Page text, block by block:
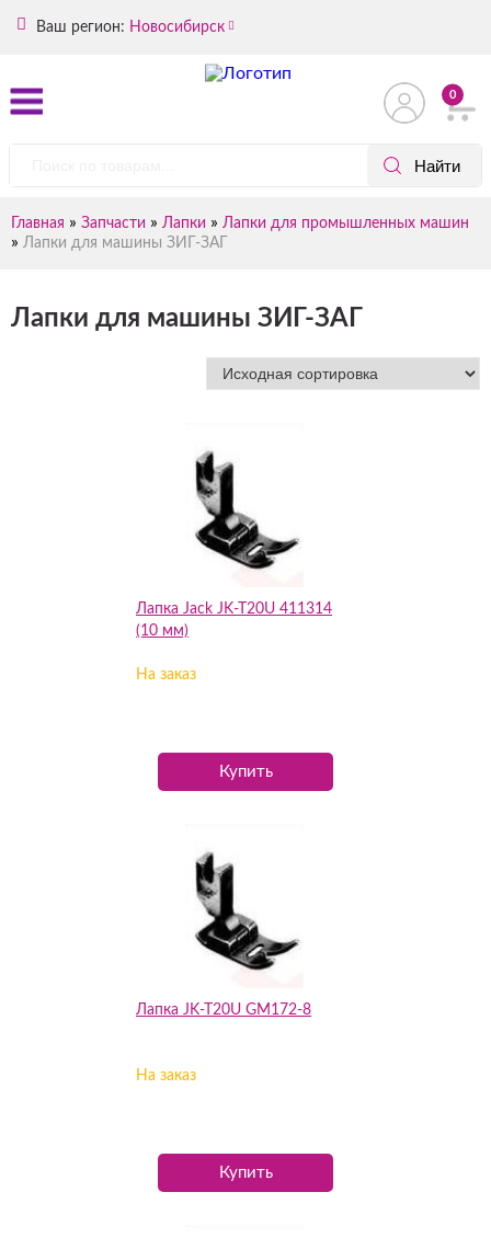
Ваш регион: Новосибирск
0
Главная » Запчасти » Лапки » Лапки для промышленных машин
» Лапки для машины ЗИГ-ЗАГ
Лапки для машины ЗИГ-ЗАГ
Лапка Jack JK-T20U 411314
(10 мм)
На заказ
Купить
Лапка JK-T20U GM172-8
На заказ
Купить